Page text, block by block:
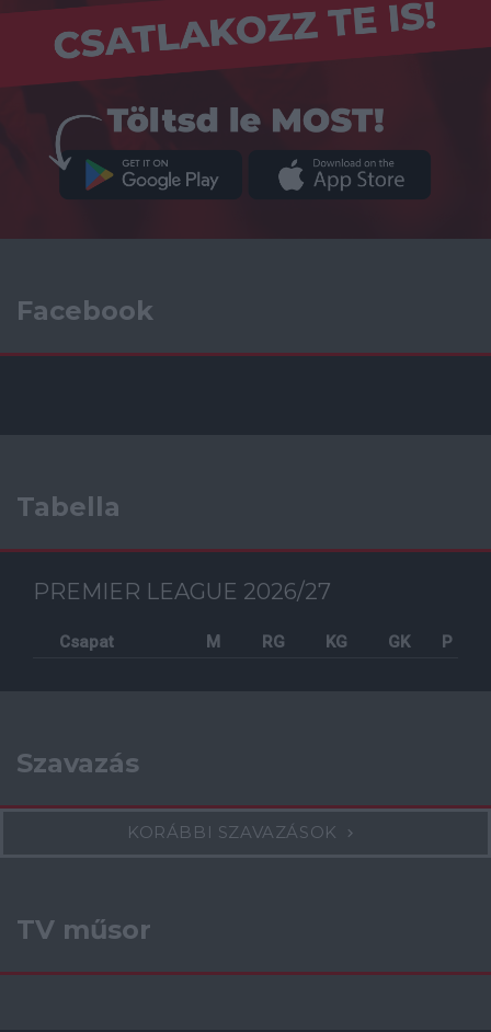
Facebook
Tabella
PREMIER LEAGUE 2026/27
Csapat M RG KG GK P
Szavazás
KORÁBBI SZAVAZÁSOK
TV műsor